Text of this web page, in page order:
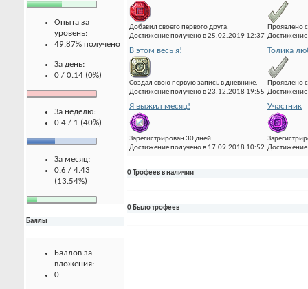
Опыта за
уровень:
49.87% получено
За день:
0 / 0.14 (0%)
За неделю:
0.4 / 1 (40%)
За месяц:
0.6 / 4.43
(13.54%)
Баллы
Баллов за
вложения:
0
Добавил своего первого друга.
Достижение получено в 25.02.2019 12:37
Проявлено
В этом весь я!
Создал свою первую запись в дневнике.
Достижение получено в 23.12.2018 19:55
Толика
Проявлено
Я выжил месяц!
Зарегистрирован 30 дней.
Достижение получено в 17.09.2018 10:52
Участник
0 Трофеев в наличии
0 Было трофеев